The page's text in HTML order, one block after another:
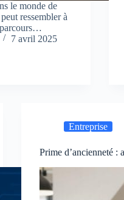
le monde de
ressembler à
7 avril 2025
Entreprise
Prime d’ancienneté :